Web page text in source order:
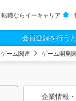
転職ならイーキャリア
会員登録を行う
ゲーム関連 ゲーム開発
企業情報